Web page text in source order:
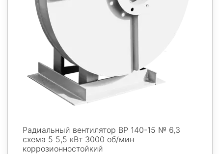
Радиальный вентилятор ВР 140-15 № 6,3
схема 5 5,5 кВт 3000 об/мин
коррозионностойкий